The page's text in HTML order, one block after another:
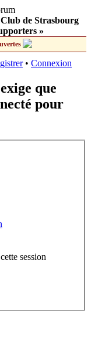
de Strasbourg
»
• Connexion
que
pour
session